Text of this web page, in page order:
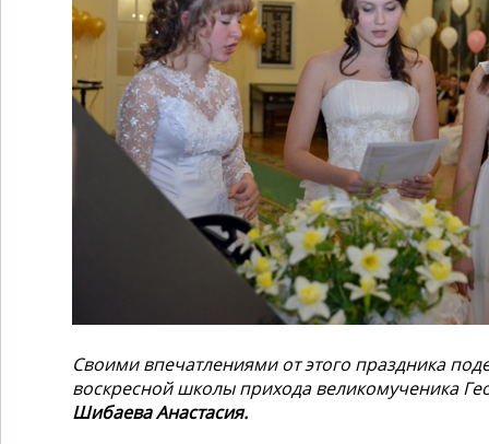
Своими впечатлениями от этого праздника
воскресной школы прихода великомученика
Шибаева Анастасия.